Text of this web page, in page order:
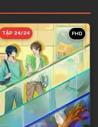
FHD
TẬP 24/24